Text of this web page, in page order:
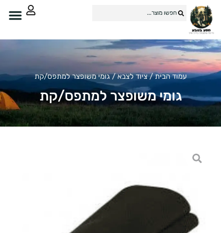
עמוד הבית/ציוד לצבא/ גומי משופצר למתפס/קת
גומי משופצר למתפס/קת